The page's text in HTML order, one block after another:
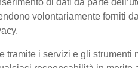
di dati da parte
volontariamente forniti
i servizi e gli